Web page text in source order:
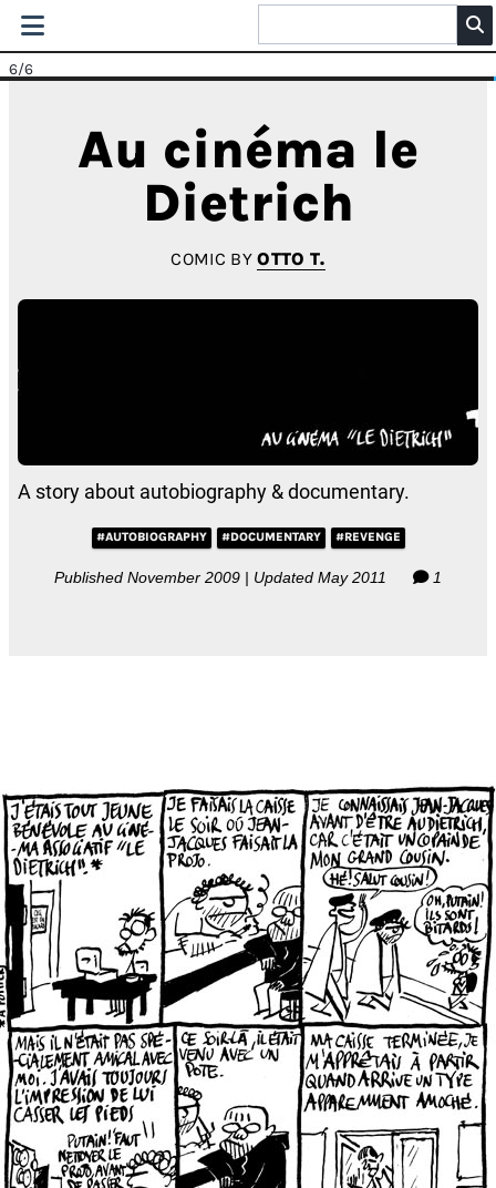
6/6
Au cinéma le
Dietrich
COMIC BYOTTO T.
A story about autobiography & documentary.
#AUTOBIOGRAPHY #DOCUMENTARY #REVENGE
Published November 2009 | Updated May 2011 1